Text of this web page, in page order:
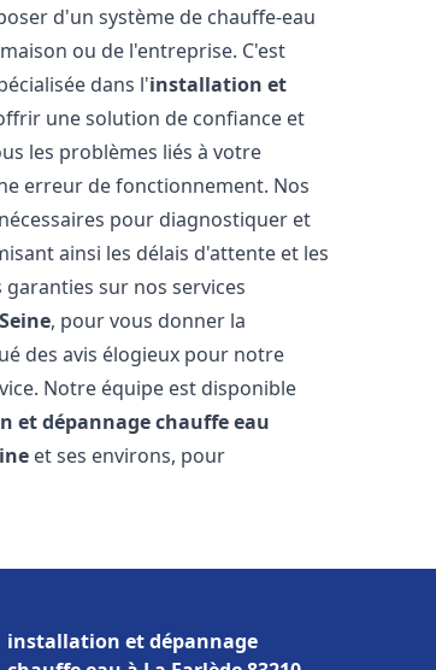
d'un système de chauffe-eau
ou de l'entreprise. C'est
dans l'installation et
une solution de confiance et
les problèmes liés à votre
erreur de fonctionnement. Nos
pour diagnostiquer et
ainsi les délais d'attente et les
sur nos services
, pour vous donner la
des avis élogieux pour notre
Notre équipe est disponible
et dépannage chauffe eau
et ses environs, pour
installation et dépannage